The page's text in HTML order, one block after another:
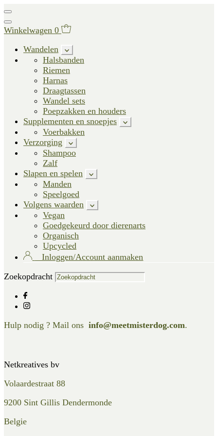
Winkelwagen 0
Wandelen
Halsbanden
Riemen
Harnas
Draagtassen
Wandel sets
Poepzakken en houders
Supplementen en snoepjes
Voerbakken
Verzorging
Shampoo
Zalf
Slapen en spelen
Manden
Speelgoed
Volgens waarden
Vegan
Goedgekeurd door dierenarts
Organisch
Upcycled
Inloggen/Account aanmaken
Zoekopdracht
Hulp nodig ? Mail ons info@meetmisterdog.com.
Netkreatives bv
Volaardestraat 88
9200 Sint Gillis Dendermonde
Belgie